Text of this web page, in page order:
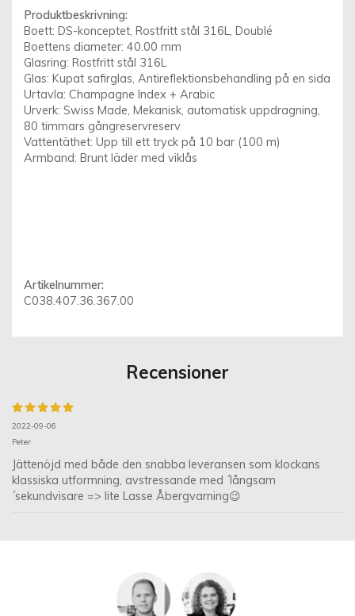
Produktbeskrivning:
Boett: DS-konceptet, Rostfritt stål 316L, Doublé
Boettens diameter: 40.00 mm
Glasring: Rostfritt stål 316L
Glas: Kupat safirglas, Antireflektionsbehandling på en sida
Urtavla: Champagne Index + Arabic
Urverk: Swiss Made, Mekanisk, automatisk uppdragning,
80 timmars gångreservreserv
Vattentäthet: Upp till ett tryck på 10 bar (100 m)
Armband: Brunt läder med viklås
Artikelnummer:
C038.407.36.367.00
Recensioner
2022-09-06
Peter
Jättenöjd med både den snabba leveransen som klockans
klassiska utformning, avstressande med ´långsam
´sekundvisare => lite Lasse Åbergvarning😉